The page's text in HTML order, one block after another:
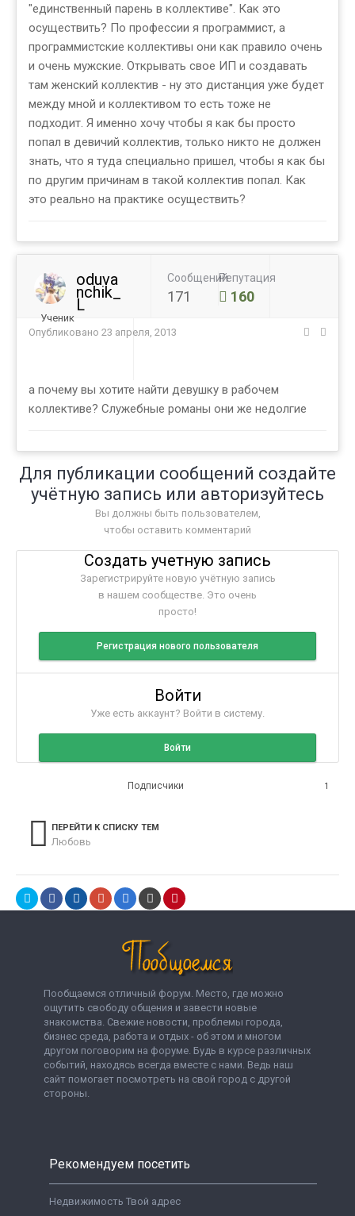
"единственный парень в коллективе". Как это
осуществить? По профессии я программист, а
программистские коллективы они как правило очень
и очень мужские. Открывать свое ИП и создавать
там женский коллектив - ну это дистанция уже будет
между мной и коллективом то есть тоже не
подходит. Я именно хочу чтобы я как бы просто
попал в девичий коллектив, только никто не должен
знать, что я туда специально пришел, чтобы я как бы
по другим причинам в такой коллектив попал. Как
это реально на практике осуществить?
oduva
nchik_
L
Ученик
Сообщений
171
Репутация
160
Опубликовано 23 апреля, 2013
а почему вы хотите найти девушку в рабочем
коллективе? Служебные романы они же недолгие
Для публикации сообщений создайте
учётную запись или авторизуйтесь
Вы должны быть пользователем,
чтобы оставить комментарий
Создать учетную запись
Зарегистрируйте новую учётную запись
в нашем сообществе. Это очень
просто!
Регистрация нового пользователя
Войти
Уже есть аккаунт? Войти в систему.
Войти
Подписчики 1
ПЕРЕЙТИ К СПИСКУ ТЕМ
Любовь
Пообщаемся отличный форум. Место, где можно
ощутить свободу общения и завести новые
знакомства. Свежие новости, проблемы города,
бизнес среда, работа и отдых - об этом и многом
другом поговорим на форуме. Будь в курсе различных
событий, находясь всегда вместе с нами. Ведь наш
сайт помогает посмотреть на свой город с другой
стороны.
Рекомендуем посетить
Недвижимость Твой адрес